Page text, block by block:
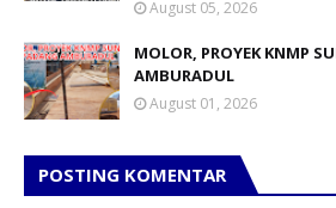
August 05, 2026
MOLOR, PROYEK KNMP
AMBURADUL
August 01, 2026
POSTING KOMENTAR